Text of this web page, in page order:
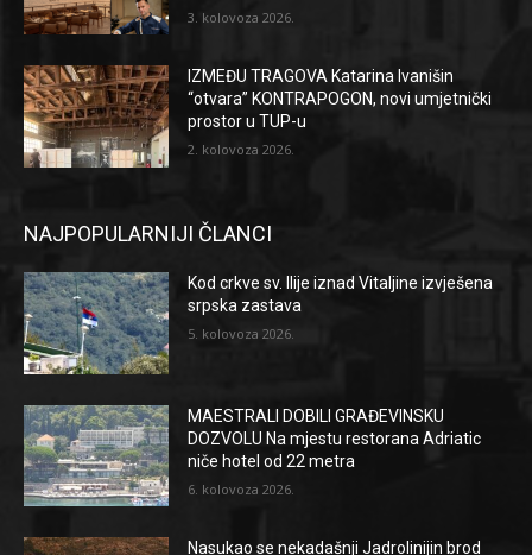
3. kolovoza 2026.
IZMEĐU TRAGOVA Katarina Ivanišin
“otvara” KONTRAPOGON, novi umjetnički
prostor u TUP-u
2. kolovoza 2026.
NAJPOPULARNIJI ČLANCI
Kod crkve sv. Ilije iznad Vitaljine izvješena
srpska zastava
5. kolovoza 2026.
MAESTRALI DOBILI GRAĐEVINSKU
DOZVOLU Na mjestu restorana Adriatic
niče hotel od 22 metra
6. kolovoza 2026.
Nasukao se nekadašnji Jadrolinijin brod